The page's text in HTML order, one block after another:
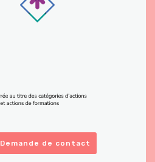
Demande de contact